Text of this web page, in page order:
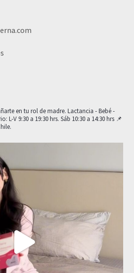
en tu rol de madre. Lactancia - Bebé -
L-V 9:30 a 19:30 hrs. Sáb 10:30 a 14:30 hrs 📌